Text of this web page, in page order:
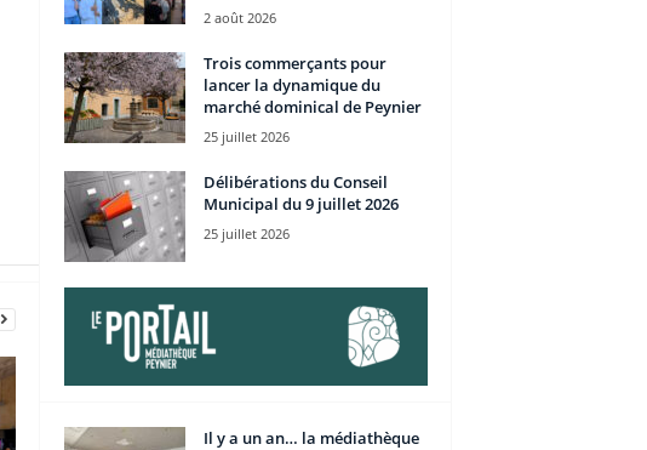
2 août 2026
Trois commerçants pour
lancer la dynamique du
marché dominical de Peynier
25 juillet 2026
Délibérations du Conseil
Municipal du 9 juillet 2026
25 juillet 2026
Il y a un an… la médiathèque